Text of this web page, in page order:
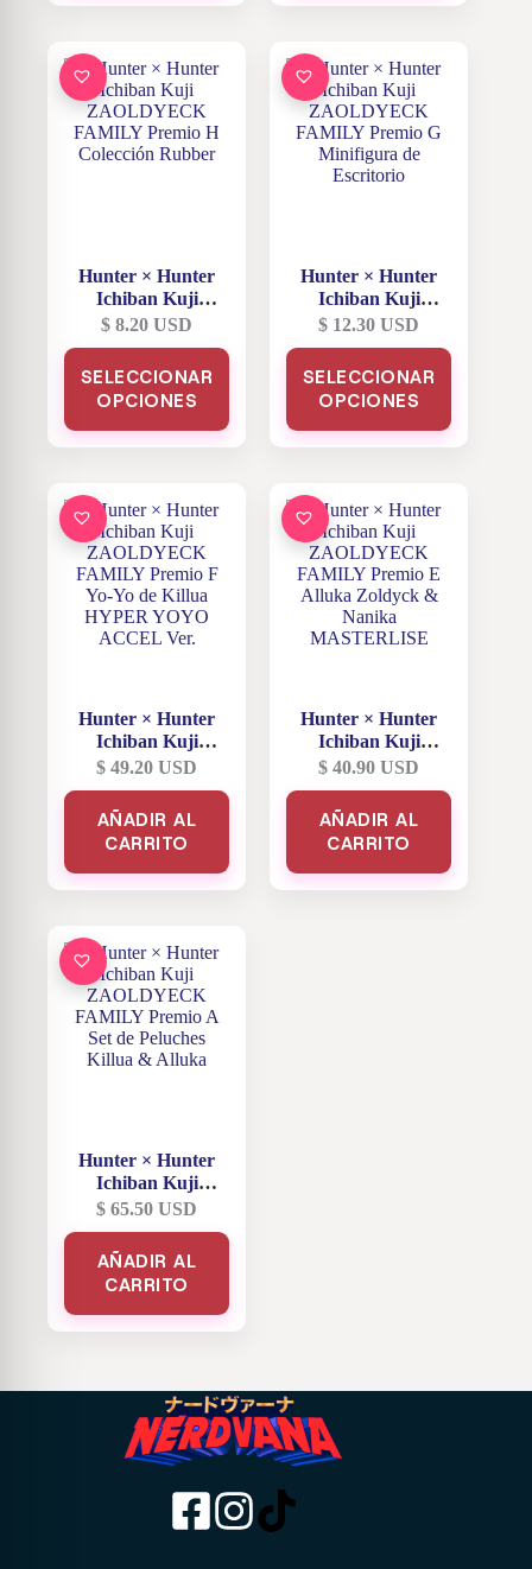
se
pueden
elegir
en
la
se
pueden
elegir
en
la
página
Hunter × Hunter
Ichiban Kuji
ZAOLDYECK
FAMILY Premio H
Colección Rubber
$ 8.20 USD
SELECCIONAR
OPCIONES
producto
tiene
variantes.
se
pueden
elegir
en
la
página
de
Hunter × Hunter
Ichiban Kuji
ZAOLDYECK
FAMILY Premio G
Minifigura de
Escritorio
$ 12.30 USD
SELECCIONAR
OPCIONES
producto
tiene
variantes.
se
pueden
elegir
en
la
página
de
Hunter × Hunter
Ichiban Kuji
ZAOLDYECK
FAMILY Premio F
Yo-Yo de Killua
HYPER YOYO
ACCEL Ver.
$ 49.20 USD
AÑADIR AL
CARRITO
Hunter × Hunter
Ichiban Kuji
ZAOLDYECK
FAMILY Premio E
Alluka Zoldyck &
Nanika
MASTERLISE
$ 40.90 USD
AÑADIR AL
CARRITO
Hunter × Hunter
Ichiban Kuji
ZAOLDYECK
FAMILY Premio A
Set de Peluches
Killua & Alluka
$ 65.50 USD
AÑADIR AL
CARRITO